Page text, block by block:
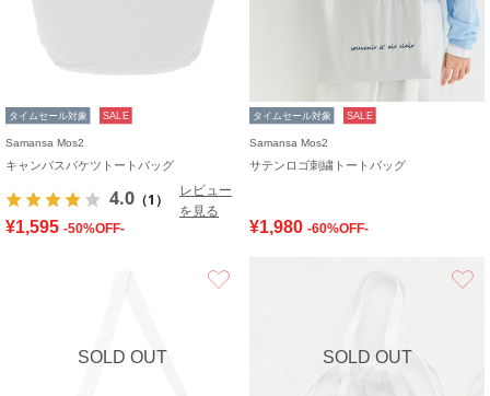
タイムセール対象 SALE
Samansa Mos2
キャンバスバケツトートバッグ
4.0 （1）
レビュー
を見る
¥1,595 -50%OFF-
タイムセール対象 SALE
Samansa Mos2
サテンロゴ刺繍トートバッグ
¥1,980 -60%OFF-
SOLD OUT SOLD OUT